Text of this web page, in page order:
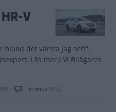
V
bland det värsta jag sett”,
Läs mer i Vi Bilägares
Bromsa (25)